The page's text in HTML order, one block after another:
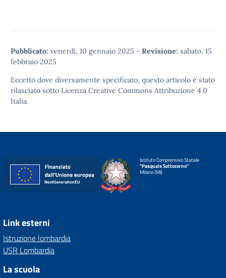
Pubblicato: venerdì, 10 gennaio 2025 - Revisione: sabato, 15
febbraio 2025
Eccetto dove diversamente specificato, questo articolo è stato
rilasciato sotto Licenza Creative Commons Attribuzione 4.0
Italia.
Istituto Comprensivo Statale
"Pasquale Sottocorno"
Milano (MI)
Link esterni
Istruzione lombardia
USR Lombardia
La scuola